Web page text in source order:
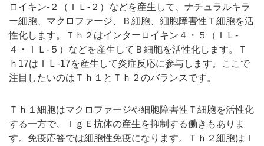
ロイキン-２（ＩＬ-２）などを産生して、ナチュラルキラ
ー細胞、マクロファージ、Ｂ細胞、細胞障害性Ｔ細胞を活
性化します。Ｔｈ２はインターロイキン４・５（ＩＬ-
４・ＩＬ-５）などを産生してＢ細胞を活性化します。Ｔ
ｈ17はＩＬ-17を産生して炎症反応に参与します。ここで
注目したいのはＴｈ１とＴｈ２のバランスです。
Ｔｈ１細胞はマクロファージや細胞障害性Ｔ細胞を活性化
する一方で、ＩｇＥ抗体の産生を抑制する働きもありま
す。免疫応答では細胞性免疫になります。Ｔｈ２細胞はＩ